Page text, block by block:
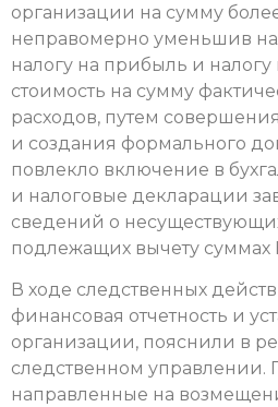
организации на сумму
неправомерно уменьшив
налогу на прибыль и
стоимость на сумму
расходов, путем
и создания формального
повлекло включение в
и налоговые декларации
сведений о
подлежащих вычету суммах
В ходе следственных
финансовая отчетность и
организации, пояснили в
следственном
направленные на